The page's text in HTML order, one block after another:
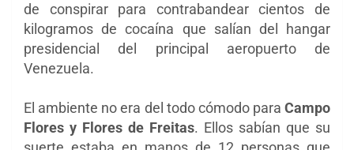
de conspirar para contrabandear cientos de
kilogramos de cocaína que salían del hangar
presidencial del principal aeropuerto de
Venezuela.
El ambiente no era del todo cómodo para Campo
Flores y Flores de Freitas. Ellos sabían que su